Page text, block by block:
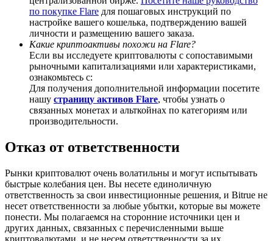
Deposit CASHCAT & Win
Share 500000 CASHCAT prize pool
Exclusive for BitMart Users
Register & Trade to Win 500,000 USDT
Trade Gold & Silver · 33,333 USDT Bonus
USDT New User Exclusive 10% APR
по покупке Flare для пошаговых инструкций по
настройке вашего кошелька, подтверждению вашей
личности и размещению вашего заказа.
Какие криптоактивы похожи на Flare?
Если вы исследуете криптовалюты с сопоставимыми
рыночными капитализациями или характеристиками,
ознакомьтесь с:
Для получения дополнительной информации посетите
нашу страницу активов Flare, чтобы узнать о
связанных монетах и альткойнах по категориям или
производительности.
Отказ от ответственности
Рынки криптовалют очень волатильны и могут испытывать
быстрые колебания цен. Вы несете единоличную
ответственность за свои инвестиционные решения, и Bitrue не
несет ответственности за любые убытки, которые вы можете
понести. Мы полагаемся на сторонние источники цен и
других данных, связанных с перечисленными выше
криптовалютами, и не несем ответственности за их